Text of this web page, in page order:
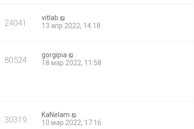
24041
vitlab
13 апр 2022, 14:18
80524
gorgipia
18 мар 2022, 11:58
30319
KaNelam
10 мар 2022, 17:16